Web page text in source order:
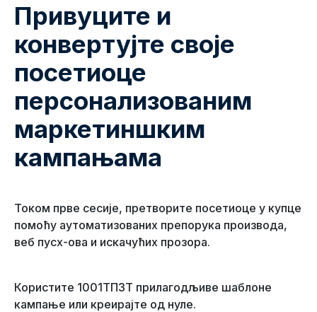
Привуците и
конвертујте своје
посетиоце
персонализованим
маркетиншким
кампањама
Током прве сесије, претворите посетиоце у купце
помоћу аутоматизованих препорука производа,
веб пусх-ова и искачућих прозора.
Користите 1001ТП3Т прилагодљиве шаблоне
кампање или креирајте од нуле.